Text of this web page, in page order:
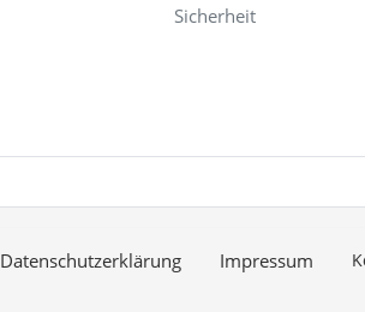
Sicherheit
Datenschutzerklärung Impressum